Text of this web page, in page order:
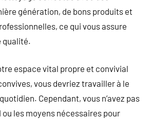
génération, de bons produits et
ce qui vous assure
qualité.
espace vital propre et convivial
vous devriez travailler à le
Cependant, vous n’avez pas
les moyens nécessaires pour